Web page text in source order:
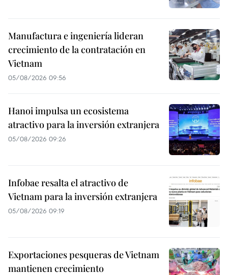
Manufactura e ingeniería lideran
crecimiento de la contratación en
Vietnam
05/08/2026 09:56
Hanoi impulsa un ecosistema
atractivo para la inversión extranjera
05/08/2026 09:26
Infobae resalta el atractivo de
Vietnam para la inversión extranjera
05/08/2026 09:19
Exportaciones pesqueras de Vietnam
mantienen crecimiento